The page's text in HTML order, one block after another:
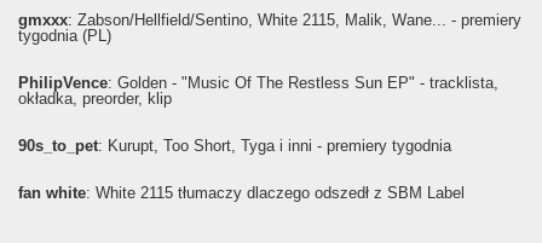
gmxxx: Żabson/Hellfield/Sentino, White 2115, Malik, Wane... - premiery
tygodnia (PL)
PhilipVence: Golden - "Music Of The Restless Sun EP" - tracklista,
okładka, preorder, klip
90s_to_pet: Kurupt, Too Short, Tyga i inni - premiery tygodnia
fan white: White 2115 tłumaczy dlaczego odszedł z SBM Label